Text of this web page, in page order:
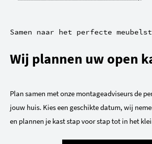
Samen naar het perfecte
Wij plannen uw open
Plan samen met onze montageadviseurs de
jouw huis. Kies een geschikte datum, wij
en plannen je kast stap voor stap tot in het